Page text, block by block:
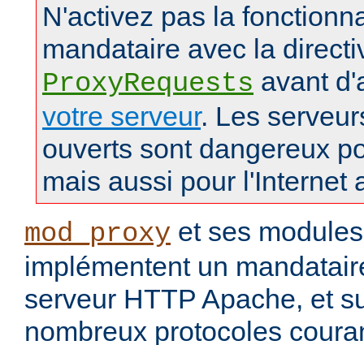
N'activez pas la
mandataire avec la
ProxyRequests avant
votre serveur. Les
ouverts sont dangereux
mais aussi pour l'Internet
mod_proxy et ses
implémentent un
serveur HTTP Apache, et
nombreux protocoles